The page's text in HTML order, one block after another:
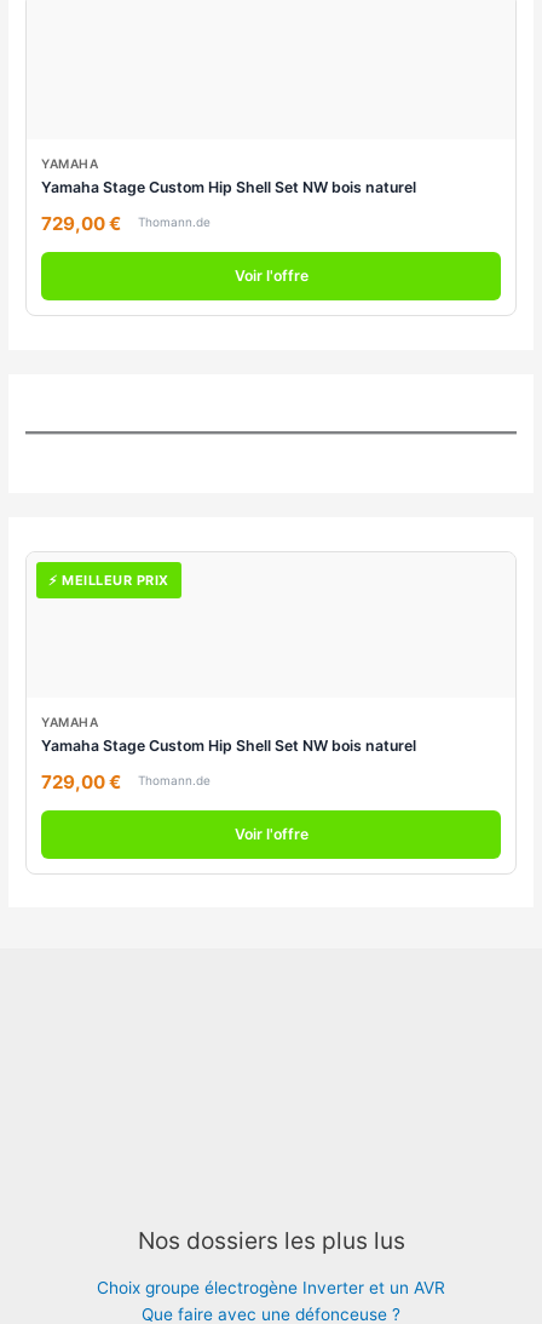
YAMAHA
Yamaha Stage Custom Hip Shell Set NW bois naturel
729,00 € Thomann.de
Voir l'offre
⚡ MEILLEUR PRIX
YAMAHA
Yamaha Stage Custom Hip Shell Set NW bois naturel
729,00 € Thomann.de
Voir l'offre
Nos dossiers les plus lus
Choix groupe électrogène Inverter et un AVR
Que faire avec une défonceuse ?